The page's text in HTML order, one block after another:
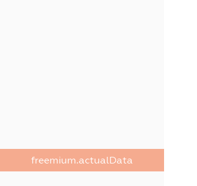
freemium.actualData